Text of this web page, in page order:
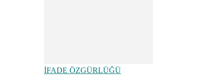
İFADE ÖZGÜRLÜĞÜ